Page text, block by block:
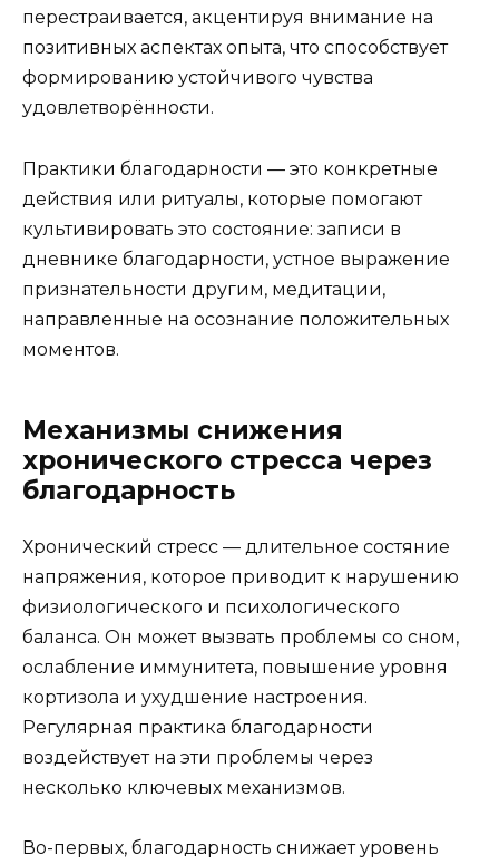
перестраивается, акцентируя внимание на
позитивных аспектах опыта, что способствует
формированию устойчивого чувства
удовлетворённости.
Практики благодарности — это конкретные
действия или ритуалы, которые помогают
культивировать это состояние: записи в
дневнике благодарности, устное выражение
признательности другим, медитации,
направленные на осознание положительных
моментов.
Механизмы снижения
хронического стресса через
благодарность
Хронический стресс — длительное состяние
напряжения, которое приводит к нарушению
физиологического и психологического
баланса. Он может вызвать проблемы со сном,
ослабление иммунитета, повышение уровня
кортизола и ухудшение настроения.
Регулярная практика благодарности
воздействует на эти проблемы через
несколько ключевых механизмов.
Во-первых, благодарность снижает уровень